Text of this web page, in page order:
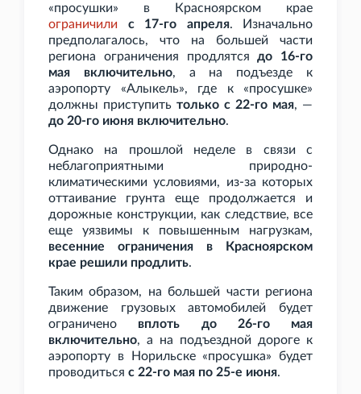
«просушки» в Красноярском крае
ограничили
с 17-го апреля. Изначально
предполагалось, что на большей части
региона ограничения продлятсядо 16-го
мая включительно, а на подъезде к
аэропорту «Алыкель», где к «просушке»
должны приступить только с 22-го мая, —
до 20-го июня включительно.
Однако на прошлой неделе в связи с
неблагоприятными природно-
климатическими условиями, из-за которых
оттаивание грунта еще продолжается и
дорожные конструкции, как следствие, все
еще уязвимы к повышенным нагрузкам,
весенние ограничения в Красноярском
крае решили продлить.
Таким образом, на большей части региона
движение грузовых автомобилей будет
ограничено вплоть до 26-го мая
включительно, а на подъездной дороге к
аэропорту в Норильске «просушка» будет
проводиться с 22-го мая по 25-е июня.